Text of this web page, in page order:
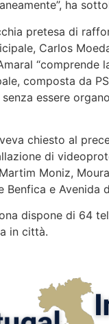
ha
pretesa di
Carlos
“comprende
composta da
essere
chiesto al
di
Moniz,
Benfica e Avenida
dispone di 64
in città.